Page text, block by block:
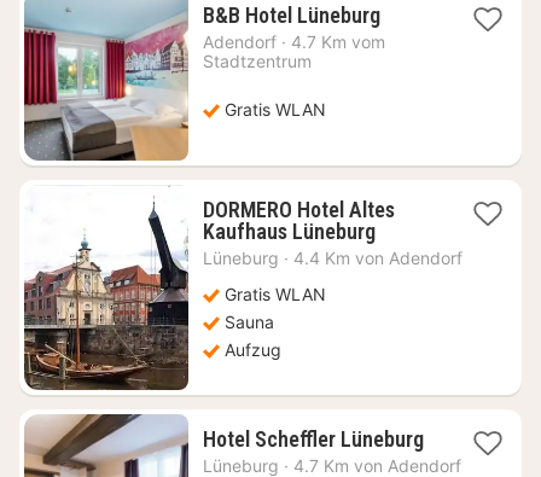
B&B Hotel Lüneburg1
Nacht
Adendorf · 4.7 Km vom
Stadtzentrum
Gratis WLAN
DORMERO Hotel Altes
Kaufhaus Lüneburg1
Nacht
Lüneburg · 4.4 Km von Adendorf
Gratis WLAN
Sauna
Aufzug
Hotel Scheffler Lüneburg1
Nacht
Lüneburg · 4.7 Km von Adendorf